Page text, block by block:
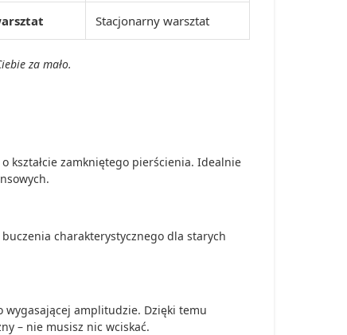
Stacjonarny warsztat
za mało.
kształcie zamkniętego pierścienia. Idealnie
charakterystycznego dla starych
amplitudzie. Dzięki temu
– nie musisz nic wciskać.